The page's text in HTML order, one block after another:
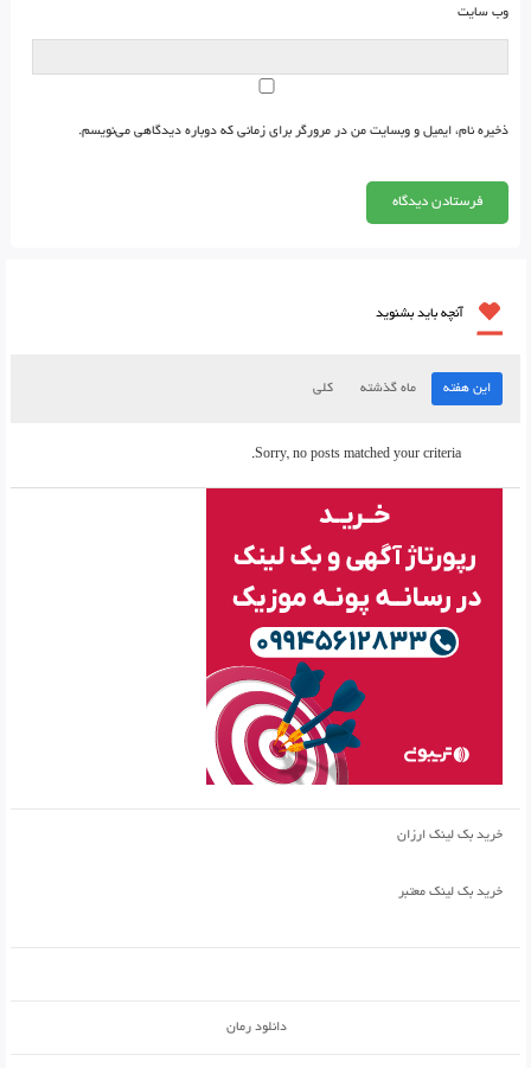
وب‌ سایت
ذخیره نام، ایمیل و وبسایت من در مرورگر برای زمانی که دوباره دیدگاهی می‌نویسم.
آنچه باید بشنوید
این هفته ماه گذشته کلی
Sorry, no posts matched your criteria.
خرید بک لینک ارزان
خرید بک لینک معتبر
دانلود رمان